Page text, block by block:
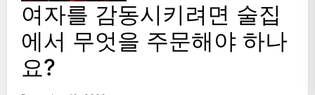
여자를 감동시키려면 술집
에서 무엇을 주문해야 하나
요?